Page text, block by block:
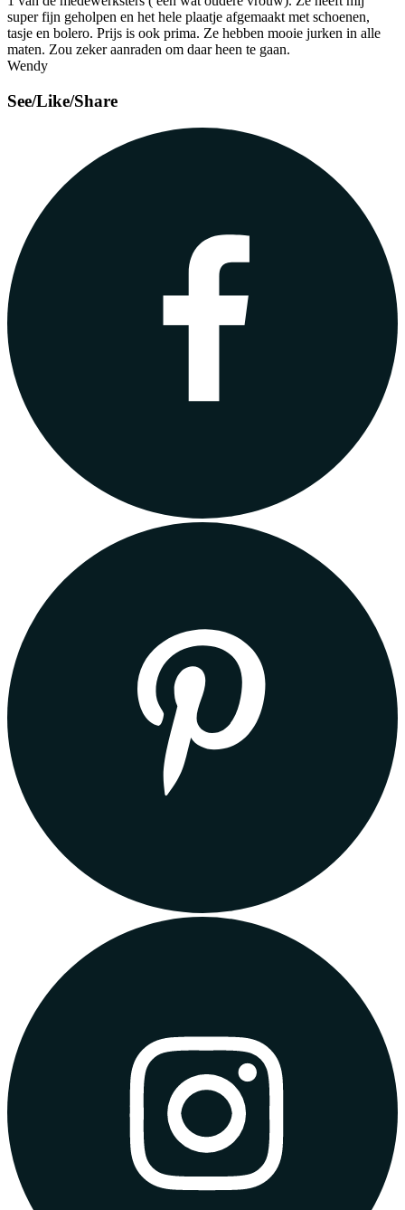
super fijn geholpen en het hele plaatje afgemaakt met schoenen,
tasje en bolero. Prijs is ook prima. Ze hebben mooie jurken in alle
maten. Zou zeker aanraden om daar heen te gaan.
Wendy
See/Like/Share